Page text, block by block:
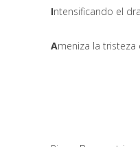
Intensificando el
Ameniza la